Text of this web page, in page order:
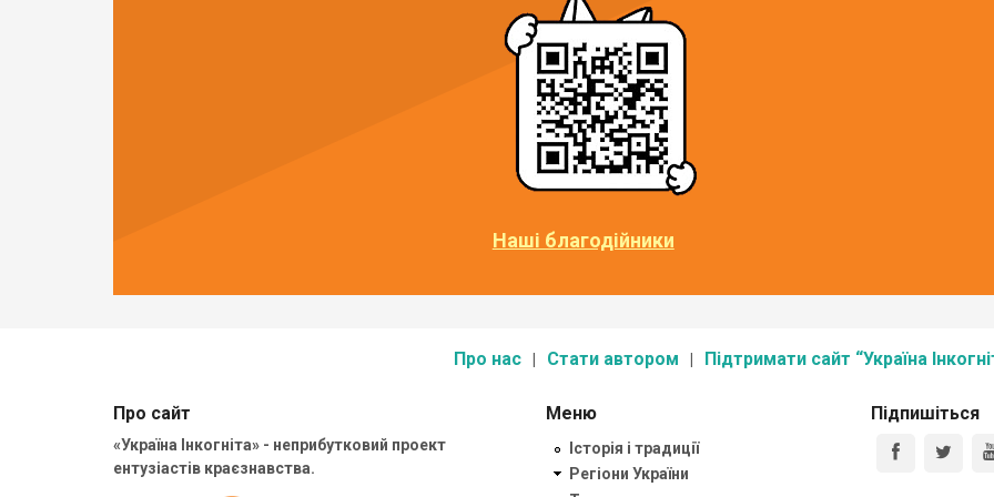
Наші благодійники
Про нас Стати автором Підтримати сайт “Україна
Про сайт
«Україна Інкогніта» - неприбутковий проект
ентузіастів краєзнавства.
Меню
Історія і традиції
Регіони України
Підпишіться